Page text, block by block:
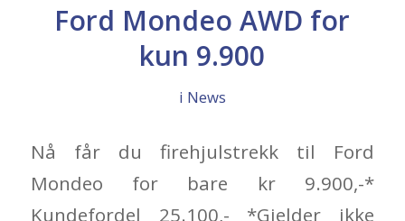
Ford Mondeo AWD for
kun 9.900
i News
Nå får du firehjulstrekk til Ford
Mondeo for bare kr 9.900,-*
Kundefordel 25.100,- *Gjelder ikke